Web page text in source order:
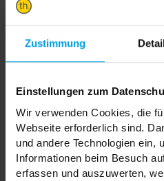
Zustimmung
Einstellungen zum
Wir verwenden Cookies, die
Webseite erforderlich sind.
und andere Technologien ein,
Informationen beim Besuch
erfassen und auszuwerten,
Jetzt Entdecken
INSPIRATION
TON IN TON
Du liebst Farben, magst es aber
dein Style. Hier entscheidest du
bei Wand, Möbeln & Accessoires
dunkleren Farbnuancen. So